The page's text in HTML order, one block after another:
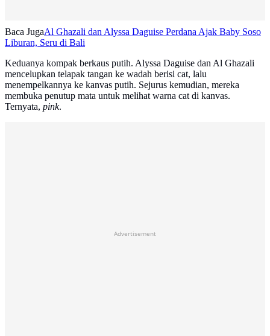
Baca JugaAl Ghazali dan Alyssa Daguise Perdana Ajak Baby Soso
Liburan, Seru di Bali
Keduanya kompak berkaus putih. Alyssa Daguise dan Al Ghazali
mencelupkan telapak tangan ke wadah berisi cat, lalu
menempelkannya ke kanvas putih. Sejurus kemudian, mereka
membuka penutup mata untuk melihat warna cat di kanvas.
Ternyata, pink.
Advertisement